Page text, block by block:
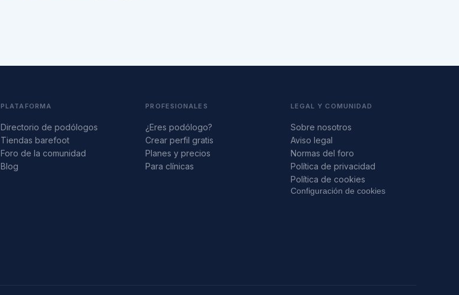
PLATAFORMA
Directorio de podólogos
Tiendas barefoot
Foro de la comunidad
Blog
PROFESIONALES
¿Eres podólogo?
Crear perfil gratis
Planes y precios
Para clínicas
LEGAL Y COMUNIDAD
Sobre nosotros
Aviso legal
Normas del foro
Política de privacidad
Política de cookies
Configuración de cookies